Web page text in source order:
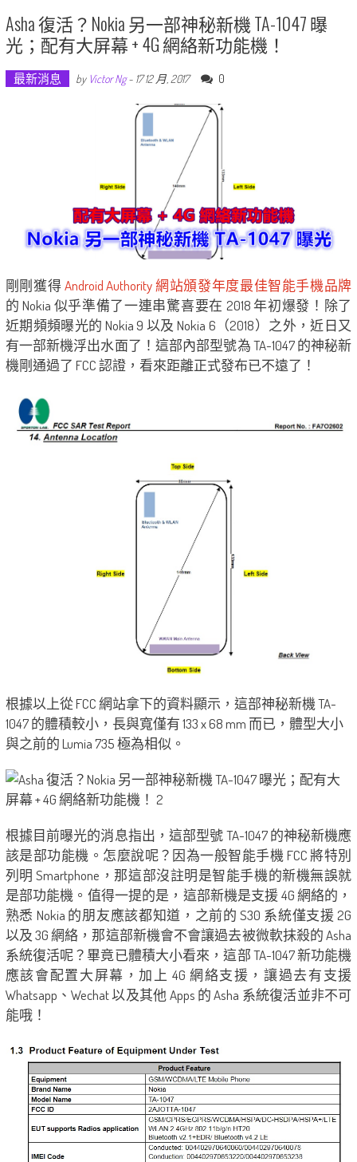
Asha 復活？Nokia 另一部神秘新機 TA-1047 曝
光；配有大屏幕 + 4G 網絡新功能機！
最新消息 by Victor Ng- 17 12 月, 2017 0
剛剛獲得Android Authority 網站頒發年度最佳智能手機品牌
的 Nokia 似乎準備了一連串驚喜要在 2018 年初爆發！除了
近期頻頻曝光的 Nokia 9 以及 Nokia 6（2018）之外，近日又
有一部新機浮出水面了！這部內部型號為 TA-1047 的神秘新
機剛通過了 FCC 認證，看來距離正式發布已不遠了！
根據以上從 FCC 網站拿下的資料顯示，這部神秘新機 TA-
1047 的體積較小，長與寬僅有 133 x 68 mm 而已，體型大小
與之前的 Lumia 735 極為相似。
根據目前曝光的消息指出，這部型號 TA-1047 的神秘新機應
該是部功能機。怎麼說呢？因為一般智能手機 FCC 將特別
列明 Smartphone，那這部沒註明是智能手機的新機無誤就
是部功能機。值得一提的是，這部新機是支援 4G 網絡的，
熟悉 Nokia 的朋友應該都知道，之前的 S30 系統僅支援 2G
以及 3G 網絡，那這部新機會不會讓過去被微軟抹殺的 Asha
系統復活呢？畢竟已體積大小看來，這部 TA-1047 新功能機
應該會配置大屏幕，加上 4G 網絡支援，讓過去有支援
Whatsapp、Wechat 以及其他 Apps 的 Asha 系統復活並非不可
能哦！